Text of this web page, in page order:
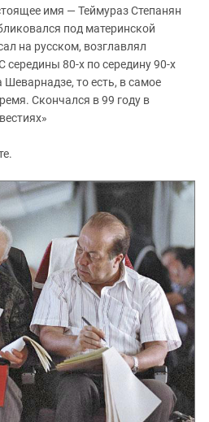
имя — Теймураз Степанян
под материнской
на русском, возглавлял
середины 80-х по середину 90-х
то есть, в самое
Скончался в 99 году в